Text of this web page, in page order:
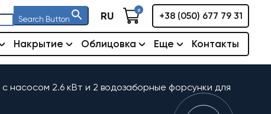
Search Button RU 0
+38 (050) 677 79 31
Накрытие Облицовка Еще Контакты
насосом 2.6 кВт и 2 водозаборные форсунки для